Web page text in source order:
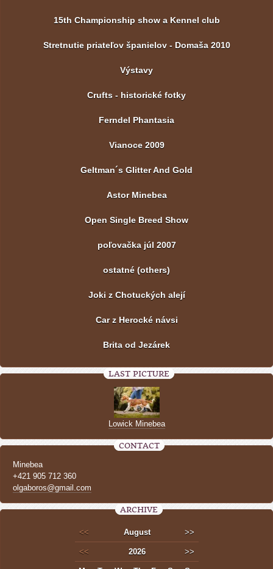
15th Championship show a Kennel club
Stretnutie priateľov španielov - Domaša 2010
Výstavy
Crufts - historické fotky
Ferndel Phantasia
Vianoce 2009
Geltman´s Glitter And Gold
Astor Minebea
Open Single Breed Show
poľovačka júl 2007
ostatné (others)
Joki z Chotuckých alejí
Car z Herocké návsi
Brita od Jezárek
LAST PICTURE
Lowick Minebea
CONTACT
Minebea
+421 905 712 360
olgaboros@gmail.com
ARCHIVE
<< August >>
<< 2026 >>